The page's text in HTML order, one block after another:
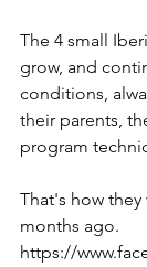
The 4 small
grow, and
conditions,
their parents,
program
That's how they
months ago.
https://